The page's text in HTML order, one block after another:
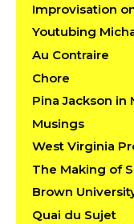
Improvisation
Youtubing
Au Contraire
Chore
Pina Jackson in
Musings
West Virginia
The Making of
Brown
Quai du Sujet